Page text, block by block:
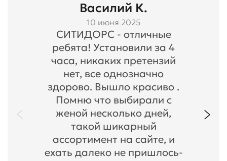
Василий К.
10 июня 2025
СИТИДОРС - отличные
ребята! Установили за 4
часа, никаких претензий
нет, все однозначно
здорово. Вышло красиво .
Помню что выбирали с
женой несколько дней,
такой шикарный
ассортимент на сайте, и
ехать далеко не пришлось-